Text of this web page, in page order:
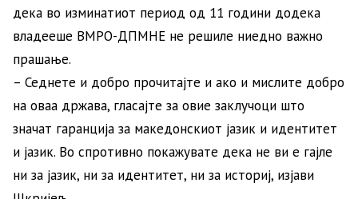
дека во изминатиот период од 11 години додека
владееше ВМРО-ДПМНЕ не решиле ниедно важно
прашање.
– Седнете и добро прочитајте и ако и мислите добро
на оваа држава, гласајте за овие заклучоци што
значат гаранција за македонскиот јазик и идентитет
и јазик. Во спротивно покажувате дека не ви е гајле
ни за јазик, ни за идентитет, ни за историј, изјави